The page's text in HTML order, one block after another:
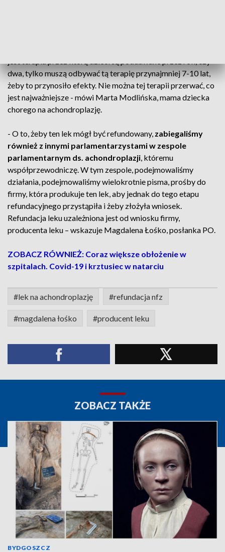
dwa, tylko muszą odbywać tą terapię przynajmniej 7-10 lat,
żeby to przynosiło efekty. Nie można tej terapii przerwać, co
jest najważniejsze - mówi Marta Modlińska, mama dziecka
chorego na achondroplazję.
- O to, żeby ten lek mógł być refundowany, zabiegaliśmy
również z innymi parlamentarzystami w zespole
parlamentarnym ds. achondroplazji, któremu
współprzewodniczę. W tym zespole, podejmowaliśmy
działania, podejmowaliśmy wielokrotnie pisma, prośby do
firmy, która produkuje ten lek, aby jednak do tego etapu
refundacyjnego przystąpiła i żeby złożyła wniosek.
Refundacja leku uzależniona jest od wniosku firmy,
producenta leku – wskazuje Magdalena Łośko, posłanka PO.
ZOBACZ RÓWNIEŻ: Coraz większe obłożenie w
szpitalach. Covid-19 i krztusiec w natarciu
#lek na achondroplazję #refundacja nfz
#magdalena łośko #producent leku
ZOBACZ TAKŻE
BYDGOSZCZ